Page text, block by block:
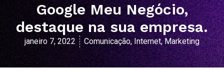
Google Meu Negócio,
destaque na sua empresa.
janeiro 7, 2022 Comunicação,Internet,Marketing